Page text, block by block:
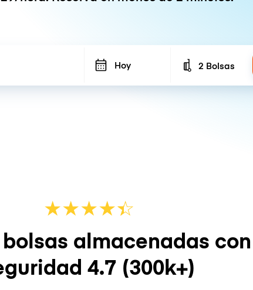
Hoy Number of bags
2 Bolsas
★★★★☆
★
bolsas almacenadas con
4.7 (300k+)